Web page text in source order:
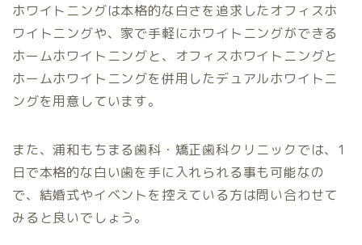
ホワイトニングは本格的な白さを追求したオフィスホ
ワイトニングや、家で手軽にホワイトニングができる
ホームホワイトニングと、オフィスホワイトニングと
ホームホワイトニングを併用したデュアルホワイトニ
ングを用意しています。
また、浦和もちまる歯科・矯正歯科クリニックでは、1
日で本格的な白い歯を手に入れられる事も可能なの
で、結婚式やイベントを控えている方は問い合わせて
みると良いでしょう。